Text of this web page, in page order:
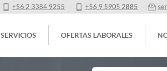
+56 2 3384 9255 +56 9 5905 2885
SERVICIOS OFERTAS LABORALES